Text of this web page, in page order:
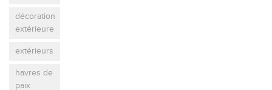
décoration
extérieure
extérieurs
havres de
paix